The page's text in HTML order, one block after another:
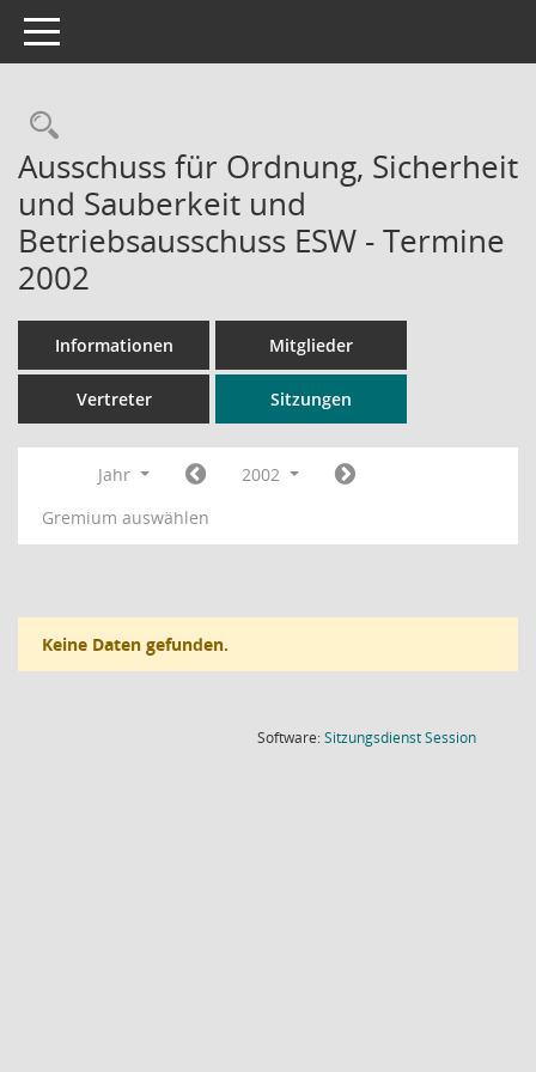
Toggle navigation
Rechercheauswahl
Ausschuss für Ordnung, Sicherheit
und Sauberkeit und
Betriebsausschuss ESW - Termine
2002
Informationen Mitglieder
Vertreter Sitzungen
Jahr
2002
Gremium auswählen
Keine Daten gefunden.
Software:SitzungsdienstSession(Wird in